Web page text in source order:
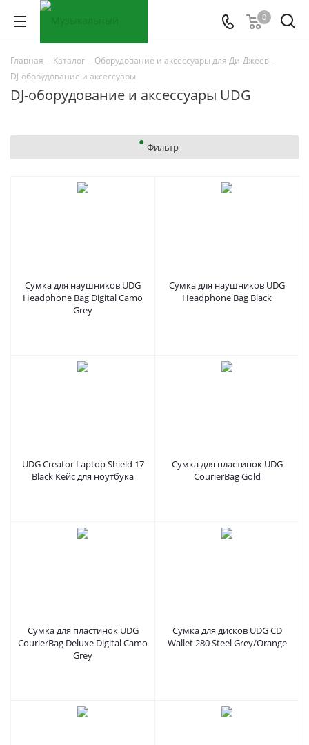
0
Главная - Каталог - Оборудование и аксессуары для Ди-Джеев -
DJ-оборудование и аксессуары
DJ-оборудование и аксессуары UDG
Фильтр
Сумка для наушников UDG
Headphone Bag Digital Camo
Grey
Сумка для наушников UDG
Headphone Bag Black
UDG Creator Laptop Shield 17
Black Кейс для ноутбука
Сумка для пластинок UDG
CourierBag Gold
Сумка для пластинок UDG
CourierBag Deluxe Digital Camo
Grey
Сумка для дисков UDG CD
Wallet 280 Steel Grey/Orange